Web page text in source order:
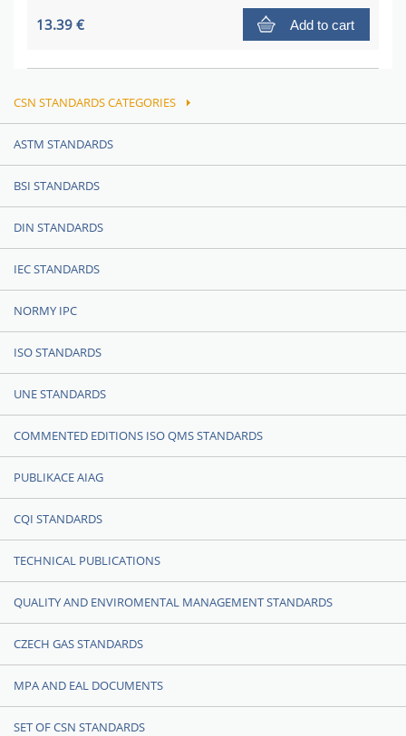
13.39 € Add to cart
CSN STANDARDS CATEGORIES
ASTM STANDARDS
BSI STANDARDS
DIN STANDARDS
IEC STANDARDS
NORMY IPC
ISO STANDARDS
UNE STANDARDS
COMMENTED EDITIONS ISO QMS STANDARDS
PUBLIKACE AIAG
CQI STANDARDS
TECHNICAL PUBLICATIONS
QUALITY AND ENVIROMENTAL MANAGEMENT STANDARDS
CZECH GAS STANDARDS
MPA AND EAL DOCUMENTS
SET OF CSN STANDARDS